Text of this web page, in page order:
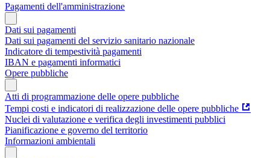
Pagamenti dell'amministrazione
Dati sui pagamenti
Dati sui pagamenti del servizio sanitario nazionale
Indicatore di tempestività pagamenti
IBAN e pagamenti informatici
Opere pubbliche
Atti di programmazione delle opere pubbliche
Tempi costi e indicatori di realizzazione delle opere pubbliche
Nuclei di valutazione e verifica degli investimenti pubblici
Pianificazione e governo del territorio
Informazioni ambientali